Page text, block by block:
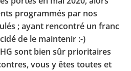
les actualités
vous de l’APHG
programmés par nos
; ayant rencontré un franc
de le maintenir :-)
sont bien sûr prioritaires
vous y êtes toutes et